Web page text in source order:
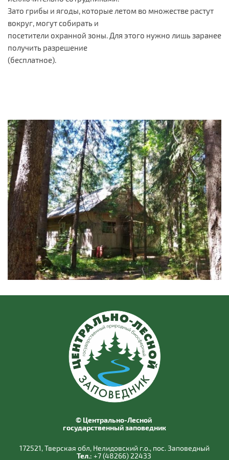
Зато грибы и ягоды, которые летом во множестве растут
вокруг, могут собирать и
посетители охранной зоны. Для этого нужно лишь заранее
получить разрешение
(бесплатное).
© Центрально-Лесной
государственный заповедник
172521, Тверская обл, Нелидовский г.о., пос. Заповедный
Тел.: +7 (48266) 22433